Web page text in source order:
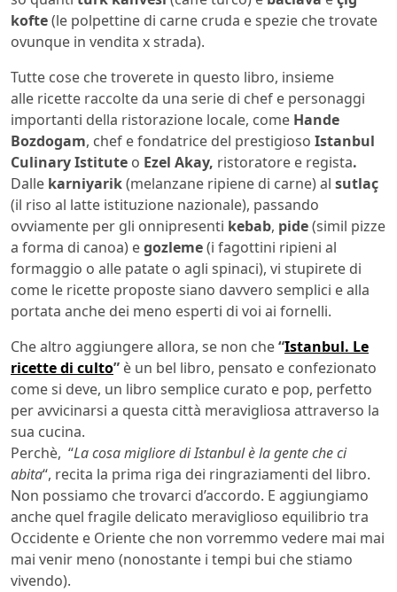
kofte(le polpettine di carne cruda e spezie che trovate
ovunque in vendita x strada).
Tutte cose che troverete in questo libro, insieme
alle ricette raccolte da una serie di chef e personaggi
importanti della ristorazione locale, come Hande
Bozdogam, chef e fondatrice del prestigioso Istanbul
Culinary Istitute o Ezel Akay, ristoratore e regista.
Dalle karniyarik(melanzane ripiene di carne) al sutlaç
(il riso al latte istituzione nazionale), passando
ovviamente per gli onnipresenti kebab, pide(simil pizze
a forma di canoa) egozleme(i fagottini ripieni al
formaggio o alle patate o agli spinaci), vi stupirete di
come le ricette proposte siano davvero semplici e alla
portata anche dei meno esperti di voi ai fornelli.
Che altro aggiungere allora, se non che“Istanbul. Le
ricette di culto” è un bel libro, pensato e confezionato
come si deve, un libro semplice curato e pop, perfetto
per avvicinarsi a questa città meravigliosa attraverso la
sua cucina.
Perchè, “La cosa migliore di Istanbul è la gente che ci
abita“, recita la prima riga dei ringraziamenti del libro.
Non possiamo che trovarci d’accordo. E aggiungiamo
anche quel fragile delicato meraviglioso equilibrio tra
Occidente e Oriente che non vorremmo vedere mai mai
mai venir meno (nonostante i tempi bui che stiamo
vivendo).